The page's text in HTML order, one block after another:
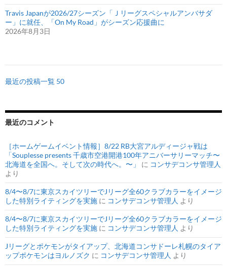
Travis Japanが2026/27シーズン「Ｊリーグスペシャルアンバサダ
ー」に就任、「On My Road」がシーズン応援曲に
2026年8月3日
最近の投稿一覧 50
最近のコメント
［ホームゲームイベント情報］8/22 RB大宮アルディージャ戦は
「Souplesse presents 千歳市空港開港100年アニバーサリーマッチ〜
北海道を全国へ。そして次の時代へ。〜」
に コンサデコンサ管理人
より
8/4〜8/7に東京スカイツリーでJリーグ全60クラブカラーをイメージ
した特別ライティングを実施 に コンサデコンサ管理人 より
8/4〜8/7に東京スカイツリーでJリーグ全60クラブカラーをイメージ
した特別ライティングを実施 に コンサデコンサ管理人 より
Jリーグとポケモンがタイアップ、北海道コンサドーレ札幌のタイア
ップポケモンはヨルノズク に コンサデコンサ管理人 より